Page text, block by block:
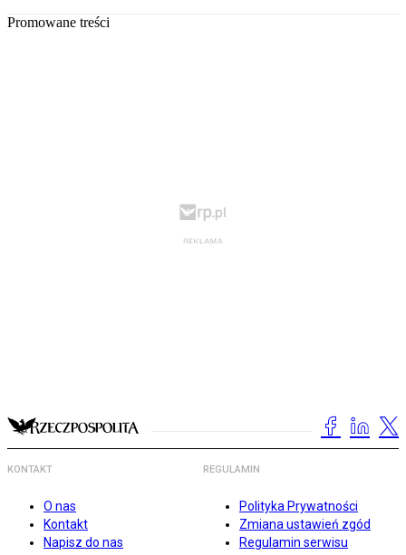
Promowane treści
KONTAKT
O nas
Kontakt
Napisz do nas
REGULAMIN
Polityka Prywatności
Zmiana ustawień zgód
Regulamin serwisu